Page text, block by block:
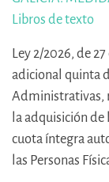
Libros de texto
Ley 2/2026, de
adicional quinta
Administrativas,
la adquisición
cuota íntegra
las Personas